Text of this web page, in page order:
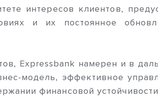
интересов клиентов,
и их постоянное
Expressbank намерен и в
модель, эффективное
финансовой